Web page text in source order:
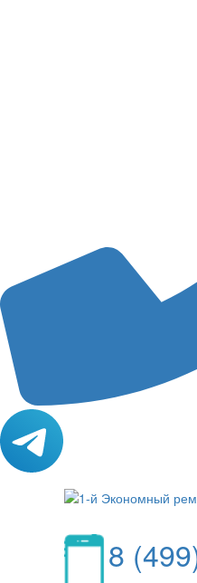
8